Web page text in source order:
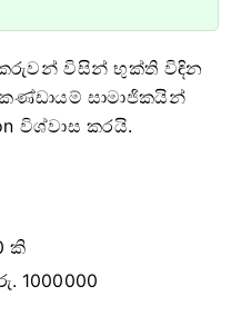
විසින් භුක්ති විඳින
සාමාජිකයින්
විශ්වාස කරයි.
කි
1000000